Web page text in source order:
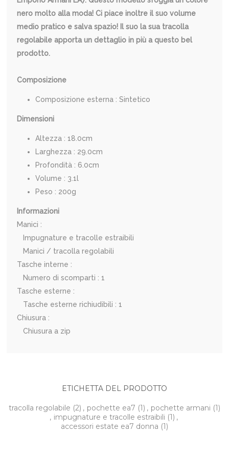
nero molto alla moda! Ci piace inoltre il suo volume
medio pratico e salva spazio! Il suo la sua tracolla
regolabile apporta un dettaglio in più a questo bel
prodotto.
Composizione
Composizione esterna : Sintetico
Dimensioni
Altezza : 18.0cm
Larghezza : 29.0cm
Profondità : 6.0cm
Volume : 3.1l
Peso : 200g
Informazioni
Manici :
Impugnature e tracolle estraibili
Manici / tracolla regolabili
Tasche interne :
Numero di scomparti : 1
Tasche esterne :
Tasche esterne richiudibili : 1
Chiusura :
Chiusura a zip
ETICHETTA DEL PRODOTTO
tracolla regolabile (2) , pochette ea7 (1) , pochette armani (1)
, impugnature e tracolle estraibili (1) ,
accessori estate ea7 donna (1)